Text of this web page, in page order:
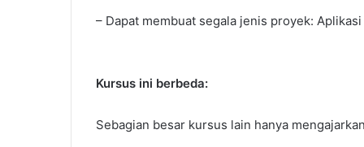
– Dapat membuat segala jenis proyek:
Kursus ini berbeda:
Sebagian besar kursus lain hanya